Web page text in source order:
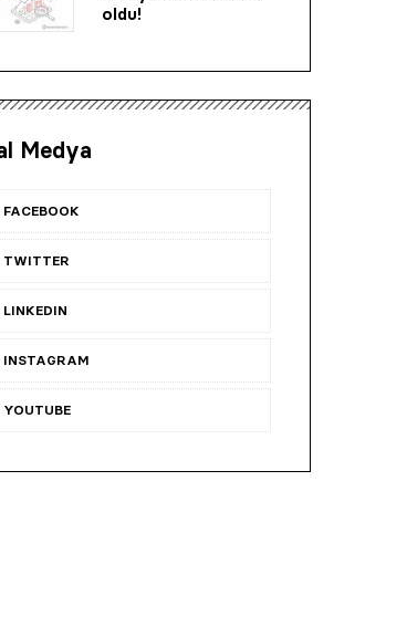
oldu!
Medya
FACEBOOK
TWITTER
LINKEDIN
INSTAGRAM
YOUTUBE